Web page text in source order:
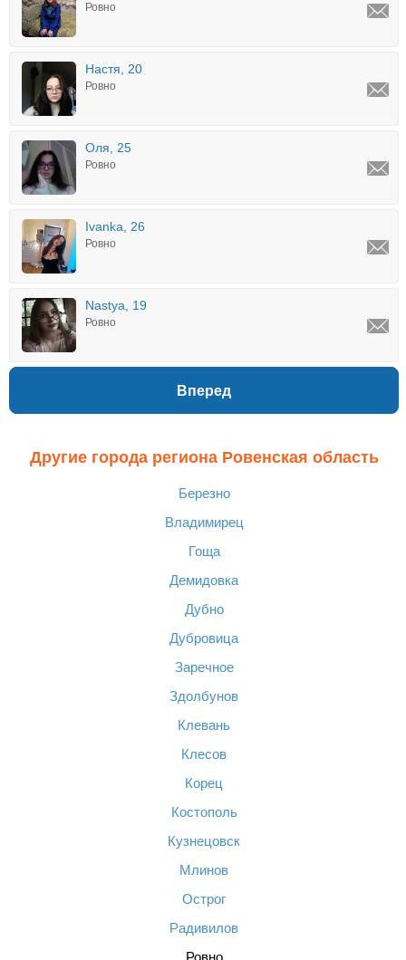
Ровно
Настя, 20
Ровно
Оля, 25
Ровно
Ivanka, 26
Ровно
Nastya, 19
Ровно
Вперед
Другие города региона Ровенская область
Березно
Владимирец
Гоща
Демидовка
Дубно
Дубровица
Заречное
Здолбунов
Клевань
Клесов
Корец
Костополь
Кузнецовск
Млинов
Острог
Радивилов
Ровно